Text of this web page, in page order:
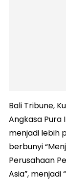
Bali Tribune,
Angkasa
menjadi lebih
berbunyi
Perusahaan
Asia”, menjadi